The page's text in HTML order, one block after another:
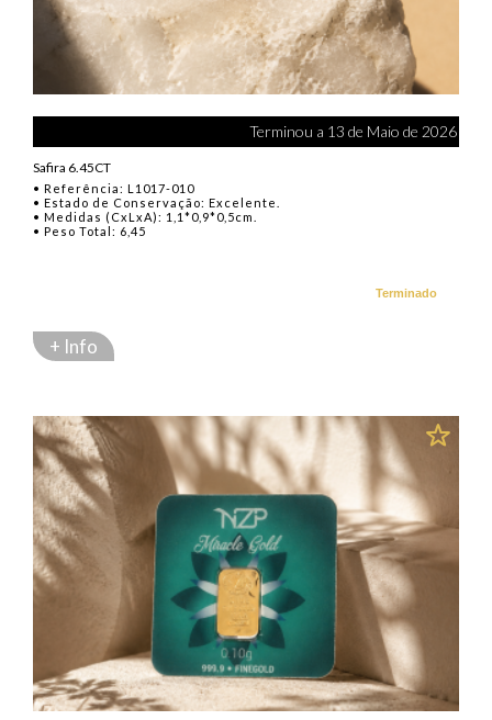
Terminou a 13 de Maio de 2026
Safira 6.45CT
• Referência: L1017-010
• Estado de Conservação: Excelente.
• Medidas (CxLxA): 1,1*0,9*0,5cm.
• Peso Total: 6,45
Terminado
+ Info